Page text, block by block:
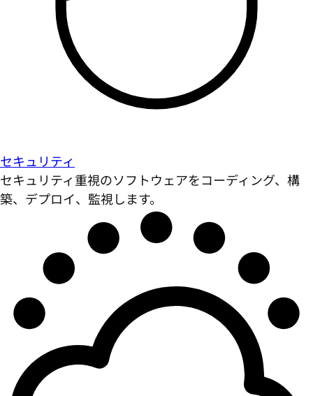
セキュリティ
セキュリティ重視のソフトウェアをコーディング、構
築、デプロイ、監視します。